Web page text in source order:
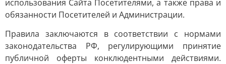
использования Сайта Посетителями, а также права и
обязанности Посетителей и Администрации.
Правила заключаются в соответствии с нормами
законодательства РФ, регулирующими принятие
публичной оферты конклюдентными действиями.